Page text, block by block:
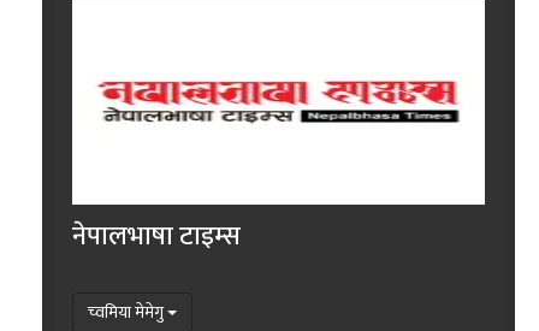
नेपालभाषा टाइम्स
च्वमिया मेमेगु